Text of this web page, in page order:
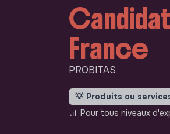
France
PROBITAS
💡 Produits ou
Pour tous niveaux